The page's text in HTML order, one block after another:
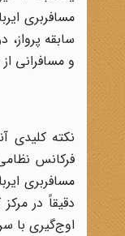
و مسافرانی از ۷ کشور مختلف، قربانی این جنایت شدند.
نکته کلیدی
فرکانس
دقیقاً در
اوج‌گیری با